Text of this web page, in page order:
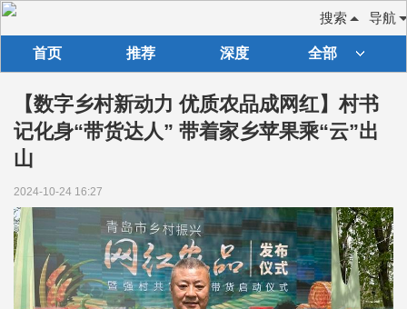
导航
搜索
首页 推荐 深度 全部
【数字乡村新动力 优质农品成网红】村书
记化身“带货达人” 带着家乡苹果乘“云”出
山
2024-10-24 16:27